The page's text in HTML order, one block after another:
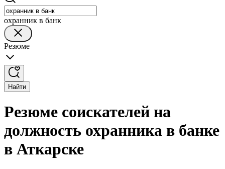
охранник в банк
Резюме
Найти
Резюме соискателей на
должность охранника в банке
в Аткарске